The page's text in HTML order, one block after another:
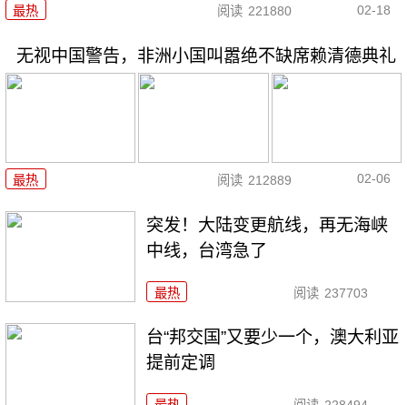
最热 阅读 221880 02-18
无视中国警告，非洲小国叫嚣绝不缺席赖清德典礼
最热 阅读 212889 02-06
突发！大陆变更航线，再无海峡
中线，台湾急了
最热 阅读 237703
台“邦交国”又要少一个，澳大利亚
提前定调